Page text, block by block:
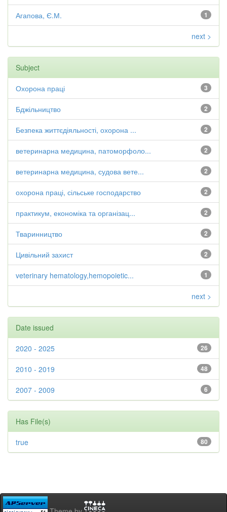
1
Агапова, Є.М.
next >
Subject
3
Охорона праці
2
Бджільництво
2
Безпека життєдіяльності, охорона ...
2
ветеринарна медицина, патоморфоло...
2
ветеринарна медицина, судова вете...
2
охорона праці, сільське господарство
2
практикум, економіка та організац...
2
Тваринництво
2
Цивільний захист
1
veterinary hematology,hemopoietic...
next >
Date issued
26
2020 - 2025
48
2010 - 2019
6
2007 - 2009
Has File(s)
80
true